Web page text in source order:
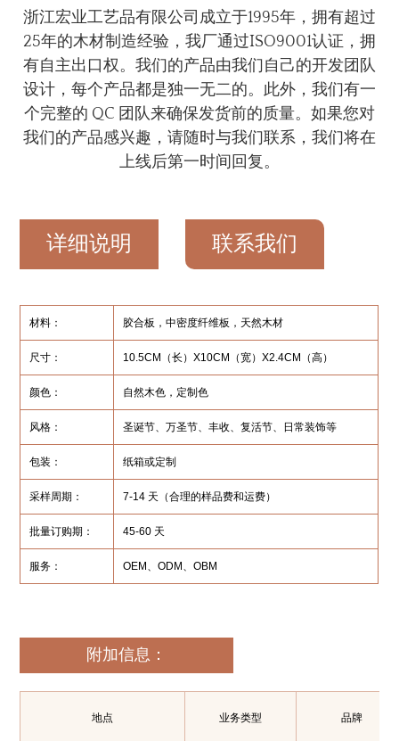
浙江宏业工艺品有限公司成立于1995年，拥有超过
25年的木材制造经验，我厂通过ISO9001认证，拥
有自主出口权。我们的产品由我们自己的开发团队
设计，每个产品都是独一无二的。此外，我们有一
个完整的 QC 团队来确保发货前的质量。如果您对
我们的产品感兴趣，请随时与我们联系，我们将在
上线后第一时间回复。
详细说明 联系我们
材料： 胶合板，中密度纤维板，天然木材
尺寸： 10.5CM（长）X10CM（宽）X2.4CM（高）
颜色： 自然木色，定制色
风格： 圣诞节、万圣节、丰收、复活节、日常装饰等
包装： 纸箱或定制
采样周期： 7-14 天（合理的样品费和运费）
批量订购期： 45-60 天
服务： OEM、ODM、OBM
附加信息：
地点 业务类型 品牌